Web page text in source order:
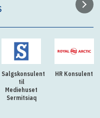
Salgskonsulent
til
Mediehuset
Sermitsiaq
HR Konsulent